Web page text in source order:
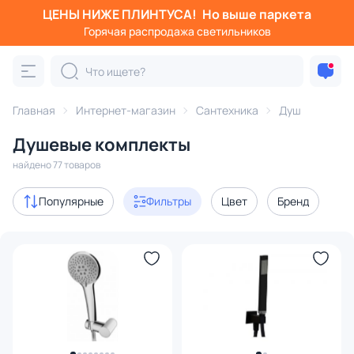
ЦЕНЫ НИЖЕ ПЛИНТУСА! Но выше паркета
Горячая распродажа светильников
Главная Интернет-магазин Сантехника Душ
Душевые комплекты
найдено 77 товаров
Популярные Фильтры Цвет Бренд
Фильтры
Категория: Душ
душевые стойки душевые комплекты встраиваемые
Акции 14
с 3D-моделями
Доставка